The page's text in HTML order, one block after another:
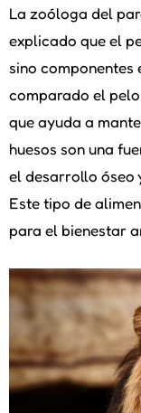
La zoóloga del
explicado que el
sino componentes
comparado el pelo
que ayuda a
huesos son una
el desarrollo óseo
Este tipo de
para el bienestar